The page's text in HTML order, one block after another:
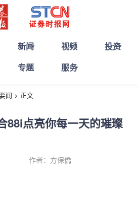
新闻 视频
投资
专题 服务
闻 > 正文
88i点亮你每一天的璀璨
作者： 方保僑